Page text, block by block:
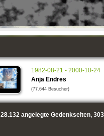
1982-08-21 - 2000-10-24
Anja Endres
(77.644 Besucher)
28.132angelegte Gedenkseiten,